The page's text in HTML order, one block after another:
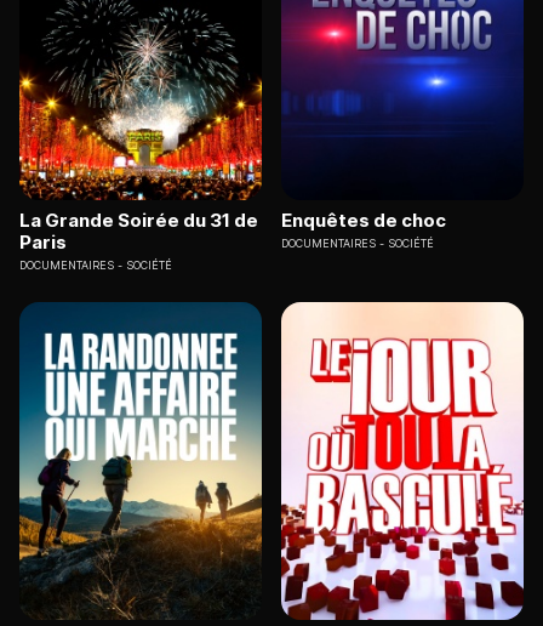
La Grande Soirée du 31 de
Paris
DOCUMENTAIRES SOCIÉTÉ
Enquêtes de choc
DOCUMENTAIRES SOCIÉTÉ